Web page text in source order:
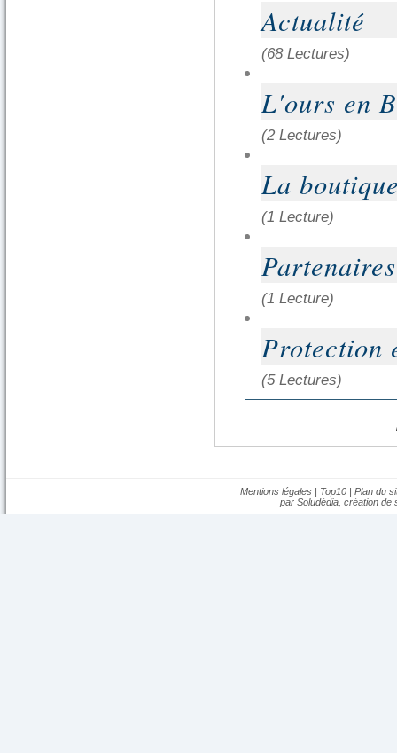
Actualité
(68 Lectures)
L'ours en
(2 Lectures)
La
(1 Lecture)
(1 Lecture)
Protection
(5 Lectures)
Mentions légales | Top10 | Plan du
par Soludédia, création de